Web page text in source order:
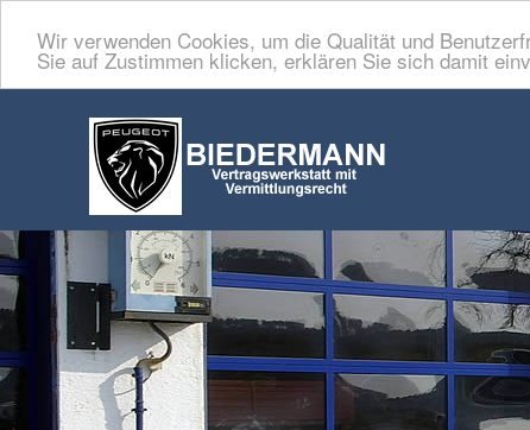
Wir verwenden Cookies, um die Qualität und
Sie auf Zustimmen klicken, erklären Sie sich damit